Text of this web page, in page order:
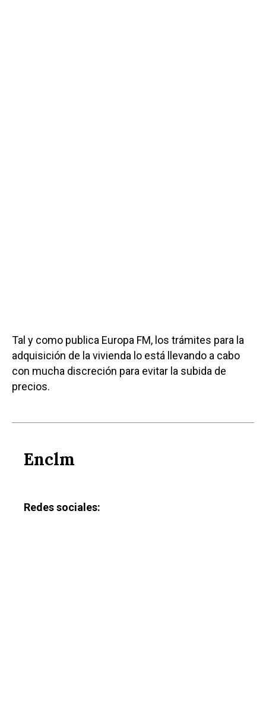
Tal y como publica Europa FM, los trámites para la
adquisición de la vivienda lo está llevando a cabo
con mucha discreción para evitar la subida de
precios.
Enclm
Redes sociales: